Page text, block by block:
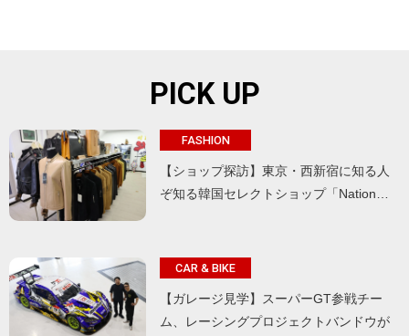
PICK UP
FASHION
【ショップ探訪】東京・西新宿に知る人
ぞ知る韓国セレクトショップ「Nation…
CAR & BIKE
【ガレージ見学】スーパーGT参戦チー
ム、レーシングプロジェクトバンドウが